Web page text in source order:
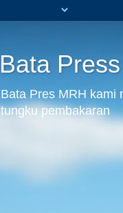
Bata
Bata Pres MRH kami
tungku pembakaran